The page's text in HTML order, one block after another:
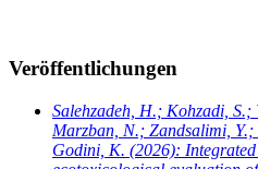
Veröffentlichungen
Salehzadeh, H.; Kohzadi,
Marzban, N.; Zandsalimi,
Godini, K. (2026):